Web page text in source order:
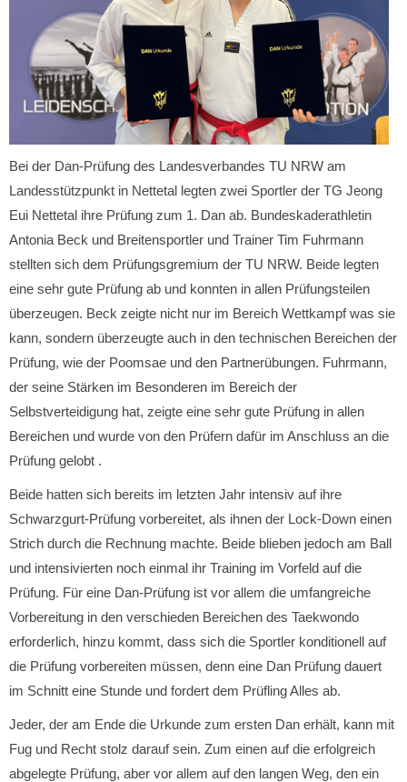
Bei der Dan-Prüfung des Landesverbandes TU NRW am
Landesstützpunkt in Nettetal legten zwei Sportler der TG Jeong
Eui Nettetal ihre Prüfung zum 1. Dan ab. Bundeskaderathletin
Antonia Beck und Breitensportler und Trainer Tim Fuhrmann
stellten sich dem Prüfungsgremium der TU NRW. Beide legten
eine sehr gute Prüfung ab und konnten in allen Prüfungsteilen
überzeugen. Beck zeigte nicht nur im Bereich Wettkampf was sie
kann, sondern überzeugte auch in den technischen Bereichen der
Prüfung, wie der Poomsae und den Partnerübungen. Fuhrmann,
der seine Stärken im Besonderen im Bereich der
Selbstverteidigung hat, zeigte eine sehr gute Prüfung in allen
Bereichen und wurde von den Prüfern dafür im Anschluss an die
Prüfung gelobt .
Beide hatten sich bereits im letzten Jahr intensiv auf ihre
Schwarzgurt-Prüfung vorbereitet, als ihnen der Lock-Down einen
Strich durch die Rechnung machte. Beide blieben jedoch am Ball
und intensivierten noch einmal ihr Training im Vorfeld auf die
Prüfung. Für eine Dan-Prüfung ist vor allem die umfangreiche
Vorbereitung in den verschieden Bereichen des Taekwondo
erforderlich, hinzu kommt, dass sich die Sportler konditionell auf
die Prüfung vorbereiten müssen, denn eine Dan Prüfung dauert
im Schnitt eine Stunde und fordert dem Prüfling Alles ab.
Jeder, der am Ende die Urkunde zum ersten Dan erhält, kann mit
Fug und Recht stolz darauf sein. Zum einen auf die erfolgreich
abgelegte Prüfung, aber vor allem auf den langen Weg, den ein